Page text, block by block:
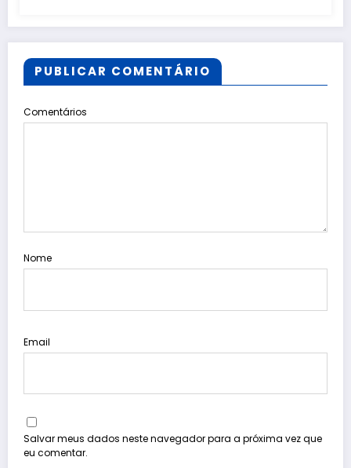
PUBLICAR COMENTÁRIO
Comentários
Nome
Email
Salvar meus dados neste navegador para a próxima vez que
eu comentar.